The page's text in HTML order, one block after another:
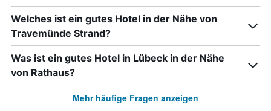
Welches ist ein gutes Hotel in der Nähe von
Travemünde Strand?
Was ist ein gutes Hotel in Lübeck in der Nähe
von Rathaus?
Mehr häufige Fragen anzeigen